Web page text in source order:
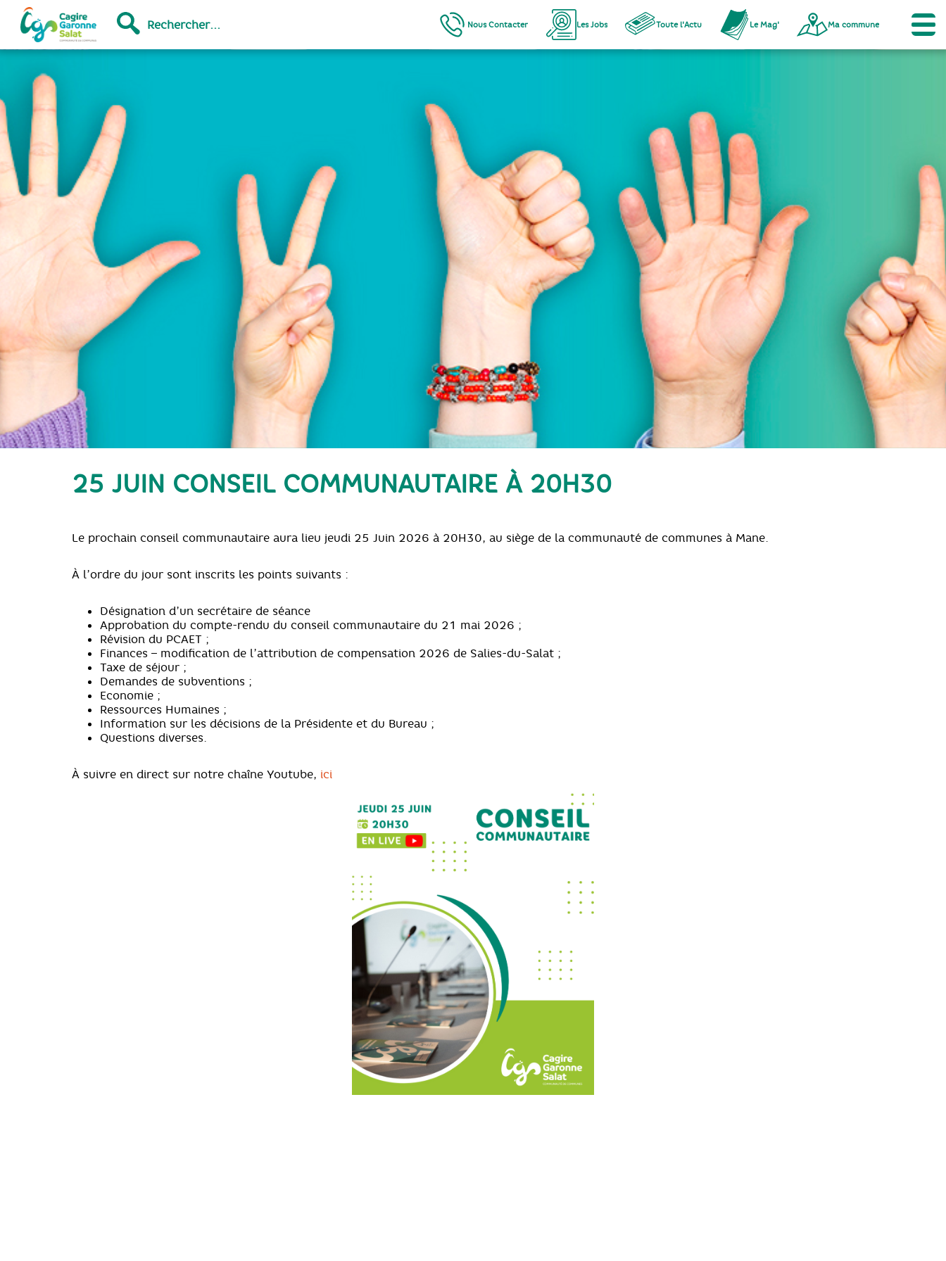
Rechercher... Nous Contacter Les Jobs Toute l'Actu Le Mag' Ma commune
25 JUIN CONSEIL COMMUNAUTAIRE À 20H30
Le prochain conseil communautaire aura lieu jeudi 25 Juin 2026 à 20H30, au siège de la communauté de communes à Mane.
À l’ordre du jour sont inscrits les points suivants :
Désignation d’un secrétaire de séance
Approbation du compte-rendu du conseil communautaire du 21 mai 2026 ;
Révision du PCAET ;
Finances – modification de l’attribution de compensation 2026 de Salies-du-Salat ;
Taxe de séjour ;
Demandes de subventions ;
Economie ;
Ressources Humaines ;
Information sur les décisions de la Présidente et du Bureau ;
Questions diverses.
À suivre en direct sur notre chaîne Youtube, ici